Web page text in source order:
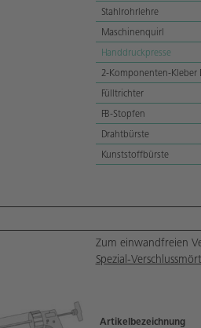
Stahlrohrlehre
Maschinenquirl
Handdruckpresse
2-Komponenten-Kleber
Fülltrichter
FB-Stopfen
Drahtbürste
Kunststoffbürste
Zum einwandfreien
Spezial-
Artikelbezeichnung